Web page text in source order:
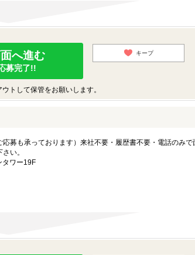
へ進む
募完了!!
キープ
トして保管をお願いします。
募も承っております）来社不要・履歴書不要・電話のみで
い。
タワー19F